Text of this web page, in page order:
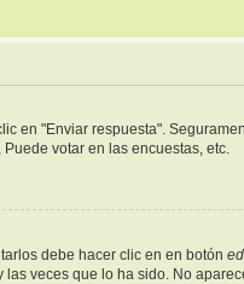
en "Enviar respuesta".
votar en las encuestas, etc.
debe hacer clic en en botón
veces que lo ha sido. No